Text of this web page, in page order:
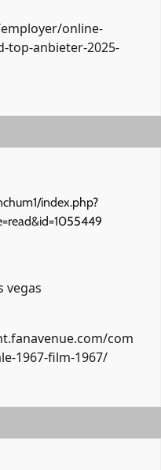
online-
top-anbieter-2025-
index.php?
vegas
com
1967-film-1967/